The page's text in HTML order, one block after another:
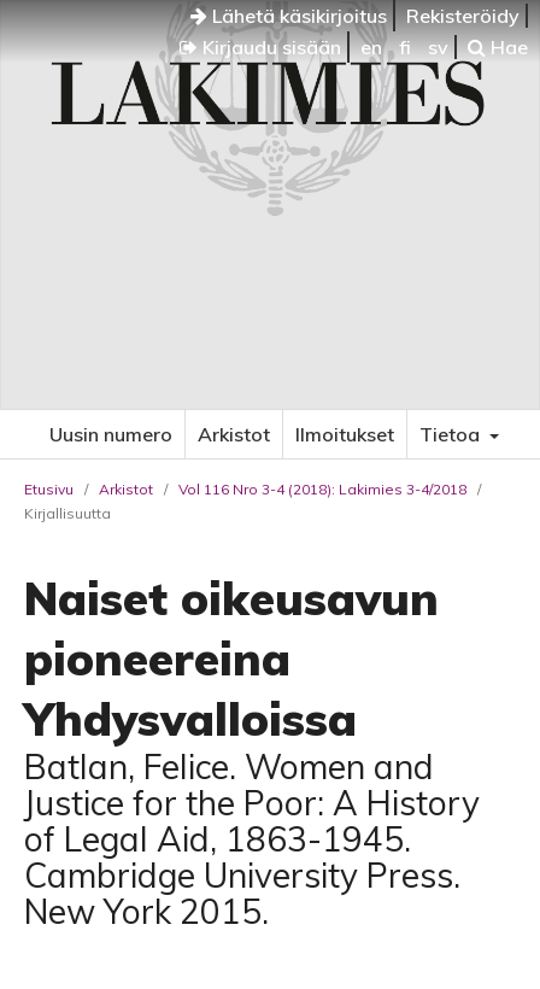
Lähetä käsikirjoitus
Rekisteröidy
Kirjaudu sisään
en fi sv Hae
Uusin numero Arkistot Ilmoitukset Tietoa
Etusivu / Arkistot / Vol 116 Nro 3-4 (2018): Lakimies 3-4/2018 /
Kirjallisuutta
Naiset oikeusavun
pioneereina
Yhdysvalloissa
Batlan, Felice. Women and
Justice for the Poor: A History
of Legal Aid, 1863-1945.
Cambridge University Press.
New York 2015.